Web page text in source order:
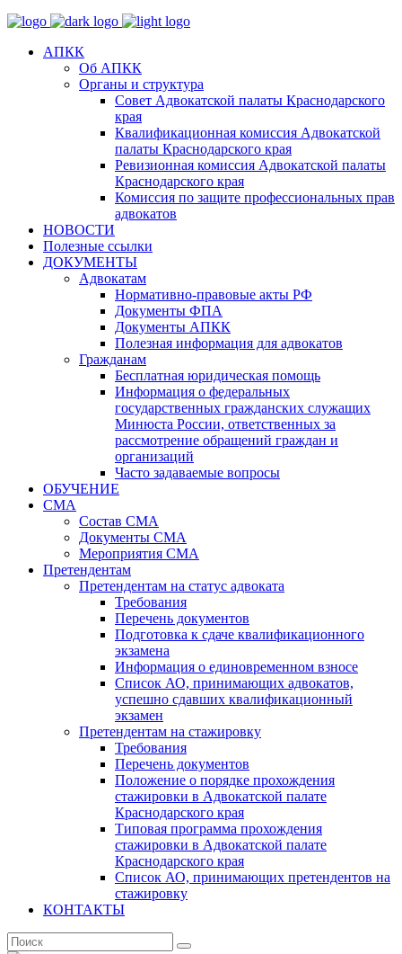
АПКК
Об АПКК
Органы и структура
Совет Адвокатской палаты Краснодарского
края
Квалификационная комиссия Адвокатской
палаты Краснодарского края
Ревизионная комиссия Адвокатской палаты
Краснодарского края
Комиссия по защите профессиональных прав
адвокатов
НОВОСТИ
Полезные ссылки
ДОКУМЕНТЫ
Адвокатам
Нормативно-правовые акты РФ
Документы ФПА
Документы АПКК
Полезная информация для адвокатов
Гражданам
Бесплатная юридическая помощь
Информация о федеральных
государственных гражданских служащих
Минюста России, ответственных за
рассмотрение обращений граждан и
организаций
Часто задаваемые вопросы
ОБУЧЕНИЕ
СМА
Состав СМА
Документы СМА
Мероприятия СМА
Претендентам
Претендентам на статус адвоката
Требования
Перечень документов
Подготовка к сдаче квалификационного
экзамена
Информация о единовременном взносе
Список АО, принимающих адвокатов,
успешно сдавших квалификационный
экзамен
Претендентам на стажировку
Требования
Перечень документов
Положение о порядке прохождения
стажировки в Адвокатской палате
Краснодарского края
Типовая программа прохождения
стажировки в Адвокатской палате
Краснодарского края
Список АО, принимающих претендентов на
стажировку
КОНТАКТЫ